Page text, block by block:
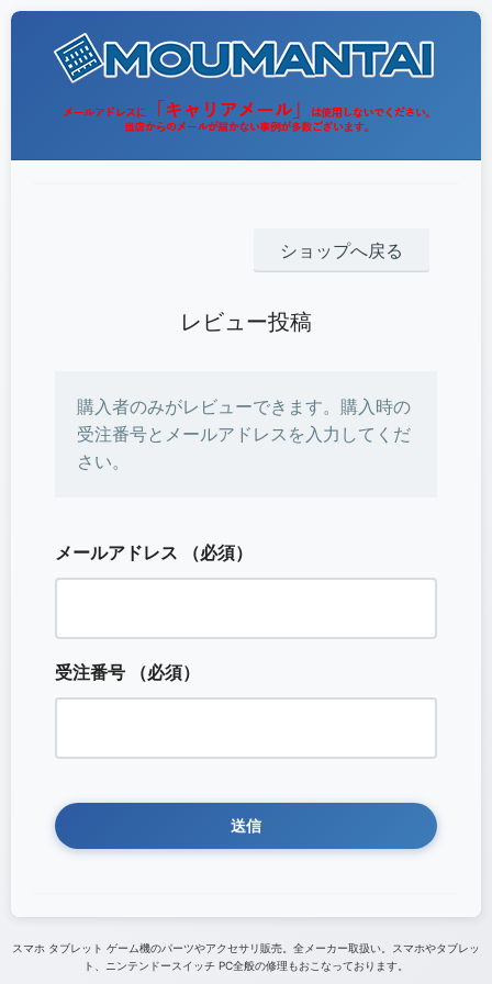
ショップへ戻る
レビュー投稿
購入者のみがレビューできます。購入時の
受注番号とメールアドレスを入力してくだ
さい。
メールアドレス （必須）
受注番号 （必須）
スマホ タブレット ゲーム機のパーツやアクセサリ販売。全メーカー取扱い。スマホやタブレッ
ト、ニンテンドースイッチ PC全般の修理もおこなっております。